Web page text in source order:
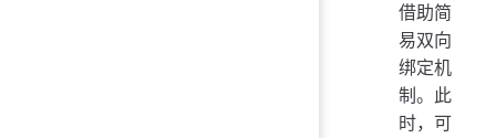
借助简
易双向
绑定机
制。此
时，可